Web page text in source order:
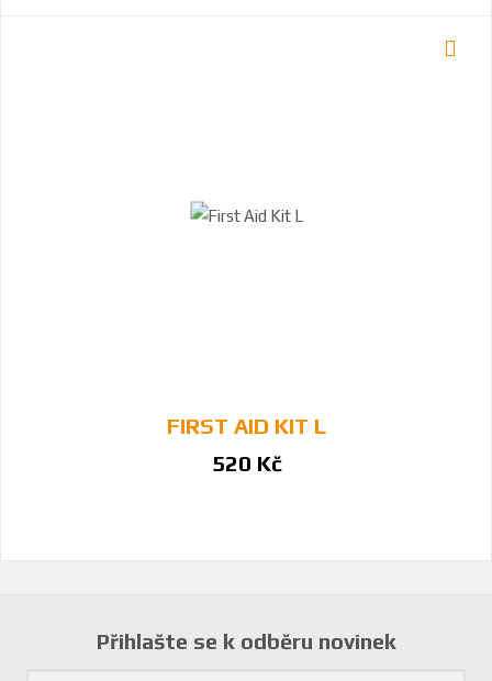
FIRST AID KIT L
520 Kč
Přihlašte se k odběru novinek